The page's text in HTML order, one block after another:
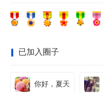
已加入圈子
你好，夏天